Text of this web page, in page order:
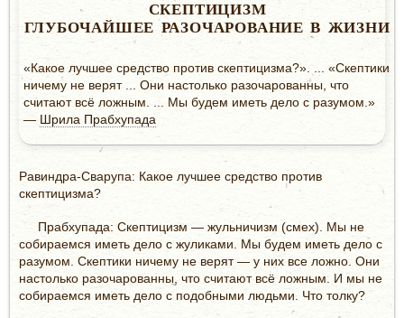
СКЕПТИЦИЗМ
ГЛУБОЧАЙШЕЕ РАЗОЧАРОВАНИЕ В ЖИЗНИ
«Какое лучшее средство против скептицизма?». ... «Скептики
ничему не верят ... Они настолько разочарованны, что
считают всё ложным. ... Мы будем иметь дело с разумом.»
— Шрила Прабхупада
Равиндра-Сварупа: Какое лучшее средство против
скептицизма?
Прабхупада: Скептицизм — жульничизм (смех). Мы не
собираемся иметь дело с жуликами. Мы будем иметь дело с
разумом. Скептики ничему не верят — у них все ложно. Они
настолько разочарованны, что считают всё ложным. И мы не
собираемся иметь дело с подобными людьми. Что толку?